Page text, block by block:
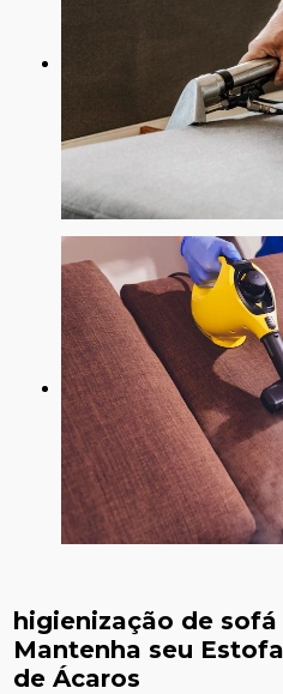
higienização de
Mantenha seu
de Ácaros